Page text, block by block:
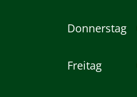
Donnerstag
Freitag